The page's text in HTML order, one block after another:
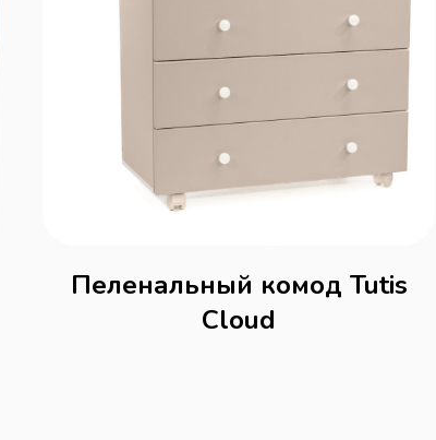
Пеленальный комод Tutis
Cloud